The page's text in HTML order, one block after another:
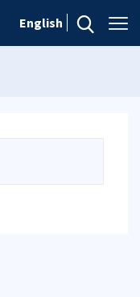
English